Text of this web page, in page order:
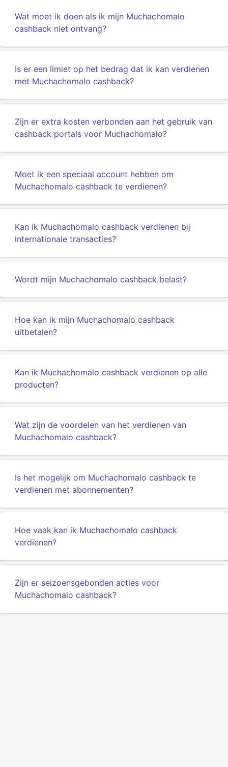
Wat moet ik doen als ik mijn Muchachomalo
cashback niet ontvang?
Is er een limiet op het bedrag dat ik kan verdienen
met Muchachomalo cashback?
Zijn er extra kosten verbonden aan het gebruik van
cashback portals voor Muchachomalo?
Moet ik een speciaal account hebben om
Muchachomalo cashback te verdienen?
Kan ik Muchachomalo cashback verdienen bij
internationale transacties?
Wordt mijn Muchachomalo cashback belast?
Hoe kan ik mijn Muchachomalo cashback
uitbetalen?
Kan ik Muchachomalo cashback verdienen op alle
producten?
Wat zijn de voordelen van het verdienen van
Muchachomalo cashback?
Is het mogelijk om Muchachomalo cashback te
verdienen met abonnementen?
Hoe vaak kan ik Muchachomalo cashback
verdienen?
Zijn er seizoensgebonden acties voor
Muchachomalo cashback?